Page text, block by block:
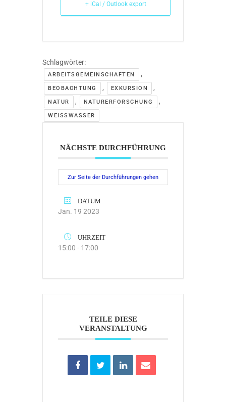
+ iCal / Outlook export
Schlagwörter:
ARBEITSGEMEINSCHAFTEN ,
BEOBACHTUNG , EXKURSION ,
NATUR , NATURERFORSCHUNG ,
WEISSWASSER
NÄCHSTE DURCHFÜHRUNG
Zur Seite der Durchführungen gehen
DATUM
Jan. 19 2023
UHRZEIT
15:00 - 17:00
TEILE DIESE
VERANSTALTUNG